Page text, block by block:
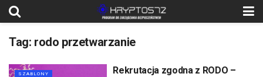
Tag: rodo przetwarzanie
SZABLONY
Rekrutacja zgodna z RODO –